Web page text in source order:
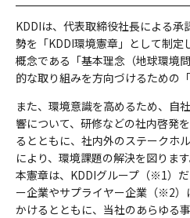
KDDIは、代表取締役社長による承
勢を「KDDI環境憲章」として制定
概念である「基本理念（地球環境
的な取り組みを方向づけるための
また、環境意識を高めるため、自
響について、研修などの社内啓発
るとともに、社内外のステークホ
により、環境課題の解決を図ります
本憲章は、KDDIグループ（※1）
ー企業やサプライヤー企業（※2）
かけるとともに、当社のあらゆる